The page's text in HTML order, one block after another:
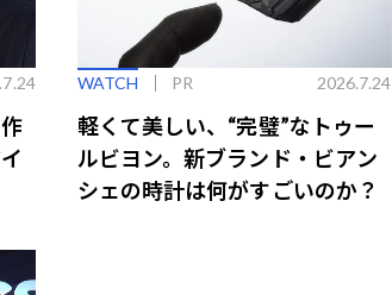
WATCH PR 2026.7.24
軽くて美しい、“完璧”なトゥー
ルビヨン。新ブランド・ビアン
シェの時計は何がすごいのか？